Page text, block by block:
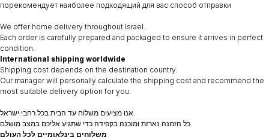
порекомендует наиболее подходящий для вас способ отправки
We offer home delivery throughout Israel.
Each order is carefully prepared and packaged to ensure it arrives in perfect
condition.
International shipping worldwide
Shipping cost depends on the destination country.
Our manager will personally calculate the shipping cost and recommend the
most suitable delivery option for you.
אנו מציעים משלוח עד הבית בכל רחבי ישראל.
כל הזמנה נארזת ומוכנה בקפידה כדי שתגיע אליכם במצב מושלם.
משלוחים בינלאומיים לכל העולם